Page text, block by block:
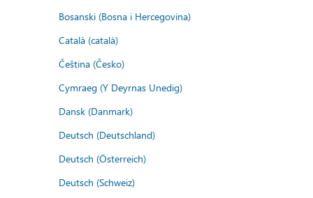
Bosanski (Bosna i Hercegovina)
Català (català)
Čeština (Česko)
Cymraeg (Y Deyrnas Unedig)
Dansk (Danmark)
Deutsch (Deutschland)
Deutsch (Österreich)
Deutsch (Schweiz)